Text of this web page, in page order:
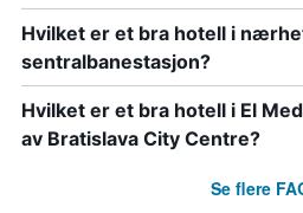
Hvilket er et bra hotell i
sentralbanestasjon?
Hvilket er et bra hotell i El
av Bratislava City Centre?
Se flere